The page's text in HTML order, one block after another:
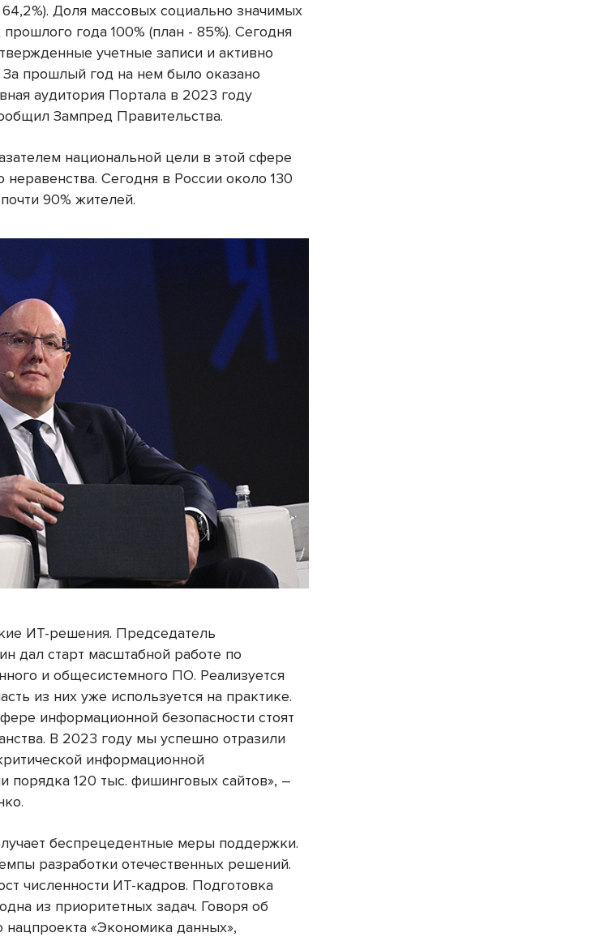
Доля массовых социально значимых
года 100% (план - 85%). Сегодня
учетные записи и активно
За прошлый год на нем было оказано
аудитория Портала в 2023 году
Зампред Правительства.
национальной цели в этой сфере
Сегодня в России около 130
90% жителей.
ИТ-решения. Председатель
дал старт масштабной работе по
и общесистемного ПО. Реализуется
из них уже используется на практике.
информационной безопасности стоят
В 2023 году мы успешно отразили
информационной
порядка 120 тыс. фишинговых сайтов», –
беспрецедентные меры поддержки.
разработки отечественных решений.
численности ИТ-кадров. Подготовка
из приоритетных задач. Говоря об
«Экономика данных»,